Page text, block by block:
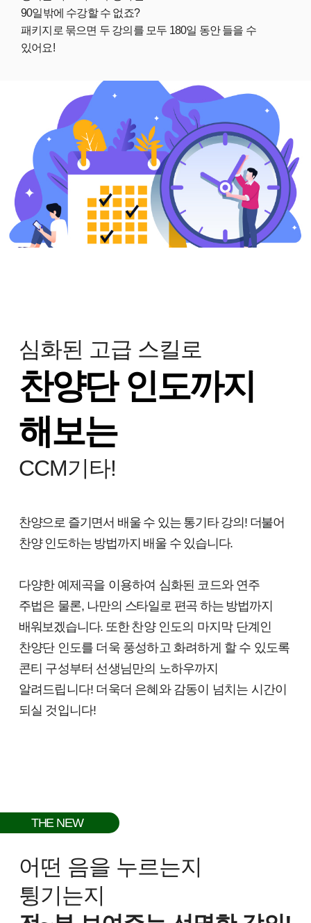
90일밖에 수강할 수 없죠?
패키지로 묶으면 두 강의를 모두 180일 동안 들을 수
있어요!
심화된 고급 스킬로
찬양단 인도까지
해보는
CCM기타!
찬양으로 즐기면서 배울 수 있는 통기타 강의! 더불어
찬양 인도하는 방법까지 배울 수 있습니다.
다양한 예제곡을 이용하여 심화된 코드와 연주
주법은 물론, 나만의 스타일로 편곡 하는 방법까지
배워보겠습니다. 또한찬양 인도의 마지막 단계인
찬양단 인도를 더욱 풍성하고 화려하게 할 수 있도록
콘티 구성부터 선생님만의 노하우까지
알려드립니다! 더욱더 은혜와 감동이 넘치는 시간이
되실 것입니다!
THE NEW
어떤 음을 누르는지
튕기는지